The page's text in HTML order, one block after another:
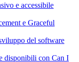
e accessibile
e Graceful
del software
disponibili con Can I